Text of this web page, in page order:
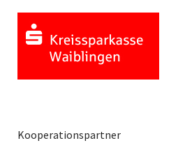
Kooperationspartner